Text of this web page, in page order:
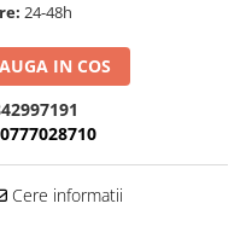
24-48h
IN COS
0777028710
Cere informatii